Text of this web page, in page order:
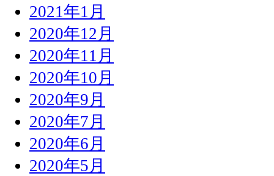
2021年1月
2020年12月
2020年11月
2020年10月
2020年9月
2020年7月
2020年6月
2020年5月